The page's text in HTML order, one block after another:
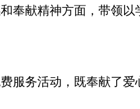
奉献精神方面，带领
服务活动，既奉献了